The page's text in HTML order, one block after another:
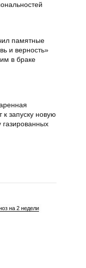
памятные
и верность»
в браке
к запуску новую
на 2 недели